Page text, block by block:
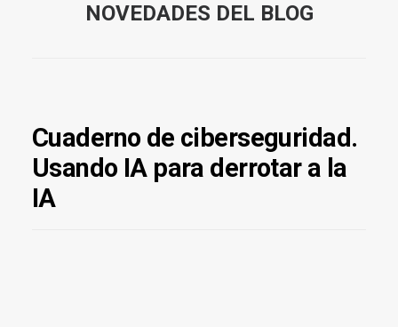
NOVEDADES DEL BLOG
Cuaderno de ciberseguridad.
Usando IA para derrotar a la
IA